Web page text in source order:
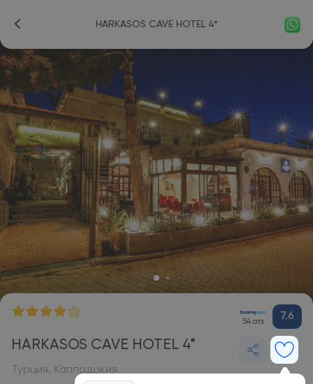
HARKASOS CAVE HOTEL 4*
54 отз. 7.6
HARKASOS CAVE HOTEL 4*
Турция, Каппадокия